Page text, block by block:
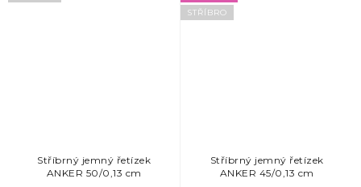
Stříbrný jemný řetízek
ANKER 50/0,13 cm
STŘÍBRO
Stříbrný jemný řetízek
ANKER 45/0,13 cm